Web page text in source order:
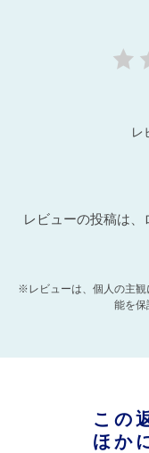
レ
レビューの投稿は、
※レビューは、個人の主観
能を保
この
ほか